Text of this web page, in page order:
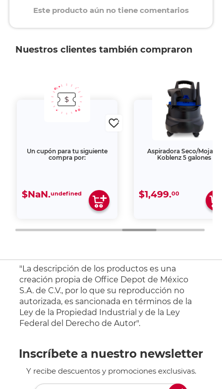
Este producto aún no tiene comentarios
Nuestros clientes también compraron
Un cupón para tu siguiente
compra por:
$NaN.undefined
Aspiradora Seco/Mojado
Koblenz 5 galones
$1,499.00
"La descripción de los productos es una
creación propia de Office Depot de México
S.A. de C.V., por lo que su reproducción no
autorizada, es sancionada en términos de la
Ley de la Propiedad Industrial y de la Ley
Federal del Derecho de Autor".
Inscríbete a nuestro newsletter
Y recibe descuentos y promociones exclusivas.